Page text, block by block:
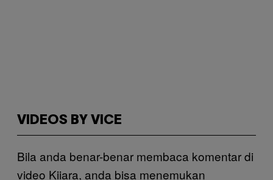
VIDEOS BY VICE
Bila anda benar-benar membaca komentar di
video Kiiara, anda bisa menemukan